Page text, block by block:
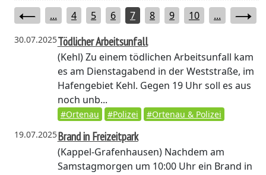
... 4 5 6 7 8 9 10 ...
30.07.2025Tödlicher Arbeitsunfall
(Kehl)Zu einem tödlichen Arbeitsunfall kam
es am Dienstagabend in der Weststraße, im
Hafengebiet Kehl. Gegen 19 Uhr soll es aus
noch unb...
#Ortenau #Polizei
#Ortenau & Polizei
19.07.2025Brand in Freizeitpark
(Kappel-Grafenhausen)Nachdem am
Samstagmorgen um 10:00 Uhr ein Brand in